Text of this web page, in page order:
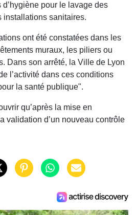
d’hygiène pour le lavage des
installations sanitaires.
ont été constatées dans les
muraux, les piliers ou
Dans son arrêté, la Ville de Lyon
l’activité dans ces conditions
la santé publique".
qu’après la mise en
validation d’un nouveau contrôle